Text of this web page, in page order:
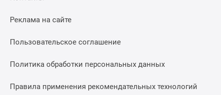
Реклама на сайте
Пользовательское соглашение
Политика обработки персональных данных
Правила применения рекомендательных технологий